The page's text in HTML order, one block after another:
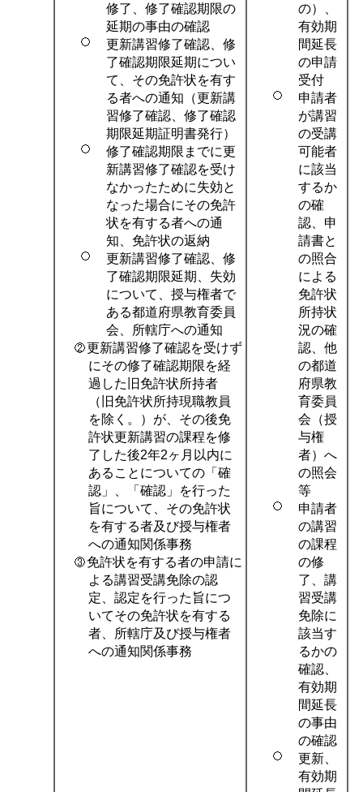
修了、修了確認期限の
延期の事由の確認
更新講習修了確認、修
了確認期限延期につい
て、その免許状を有す
る者への通知（更新講
習修了確認、修了確認
期限延期証明書発行）
修了確認期限までに更
新講習修了確認を受け
なかったために失効と
なった場合にその免許
状を有する者への通
知、免許状の返納
更新講習修了確認、修
了確認期限延期、失効
について、授与権者で
ある都道府県教育委員
会、所轄庁への通知
更新講習修了確認を受けず
にその修了確認期限を経
過した旧免許状所持者
（旧免許状所持現職教員
を除く。）が、その後免
許状更新講習の課程を修
了した後2年2ヶ月以内に
あることについての「確
認」、「確認」を行った
旨について、その免許状
を有する者及び授与権者
への通知関係事務
免許状を有する者の申請に
よる講習受講免除の認
定、認定を行った旨につ
いてその免許状を有する
者、所轄庁及び授与権者
への通知関係事務
の）、
有効期
間延長
の申請
受付
申請者
が講習
の受講
可能者
に該当
するか
の確
認、申
請書と
の照合
による
免許状
所持状
況の確
認、他
の都道
府県教
育委員
会（授
与権
者）へ
の照会
等
申請者
の講習
の課程
の修
了、講
習受講
免除に
該当す
るかの
確認、
有効期
間延長
の事由
の確認
更新、
有効期